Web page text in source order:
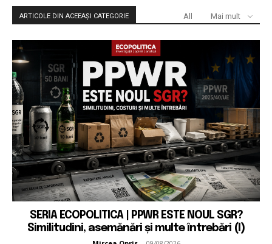
ARTICOLE DIN ACEEAȘI CATEGORIE All Mai mult
SERIA ECOPOLITICA | PPWR ESTE NOUL SGR?
Similitudini, asemănări și multe întrebări (I)